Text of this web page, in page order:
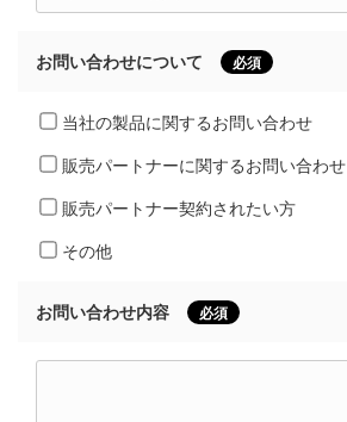
お問い合わせについて 必須
当社の製品に関するお問い合わせ
販売パートナーに関するお問い合わせ
販売パートナー契約されたい方
その他
お問い合わせ内容 必須